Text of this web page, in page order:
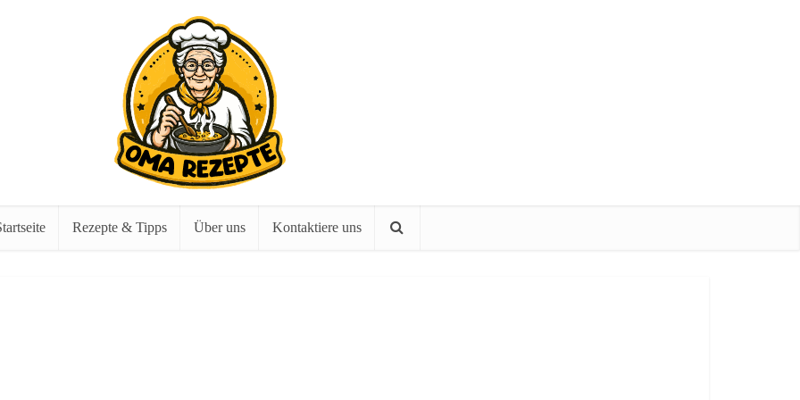
Rezepte & Tipps Über uns Kontaktiere uns